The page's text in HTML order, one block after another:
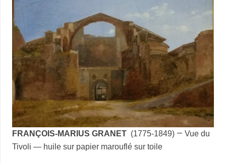
FRANÇOIS-MARIUS GRANET (1775-1849) — Vue du
Tivoli — huile sur papier marouflé sur toile